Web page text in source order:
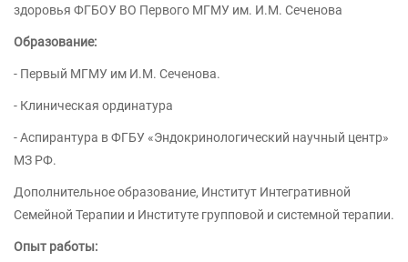
здоровья ФГБОУ ВО Первого МГМУ им. И.М. Сеченова
Образование:
- Первый МГМУ им И.М. Сеченова.
- Клиническая ординатура
- Аспирантура в ФГБУ «Эндокринологический научный центр»
МЗ РФ.
Дополнительное образование, Институт Интегративной
Семейной Терапии и Институте групповой и системной терапии.
Опыт работы: